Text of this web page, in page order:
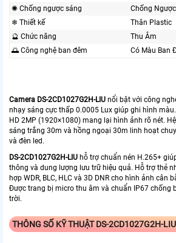
✺ Chống ngược sáng
Chống
❄ Thiết kế
Thân Plastic
🔮 Chức năng
Thu Âm
🌅 Công nghệ ban đêm
Có Màu Ban
Camera DS-2CD1027G2H-LIU nổi bật với công
nhạy sáng cực thấp 0.0005 Lux giúp ghi hình màu.
HD 2MP (1920×1080) mang lại hình ảnh rõ nét.
sáng trắng 30m và hồng ngoại 30m linh hoạt
và đèn led.
DS-2CD1027G2H-LIU hỗ trợ chuẩn nén H.265+
thông và dung lượng lưu trữ hiệu quả. Hỗ trợ thẻ
hợp WDR, BLC, HLC và 3D DNR cho hình ảnh cân
Được trang bị micro thu âm và chuẩn IP67 chống
trời.
THÔNG SỐ KỸ THUẬT DS-2CD1027G2H-LIU